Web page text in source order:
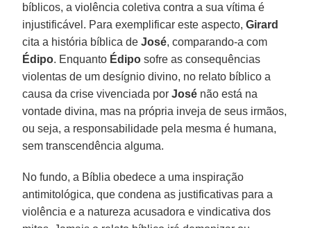
bíblicos, a violência coletiva contra a sua vítima é
injustificável. Para exemplificar este aspecto,Girard
cita a história bíblica deJosé, comparando-a com
Édipo. Enquanto Édipo sofre as consequências
violentas de um desígnio divino, no relato bíblico a
causa da crise vivenciada porJosé não está na
vontade divina, mas na própria inveja de seus irmãos,
ou seja, a responsabilidade pela mesma é humana,
sem transcendência alguma.
No fundo, a Bíblia obedece a uma inspiração
antimitológica, que condena as justificativas para a
violência e a natureza acusadora e vindicativa dos